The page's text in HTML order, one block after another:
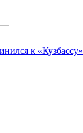
к «Кузбассу»